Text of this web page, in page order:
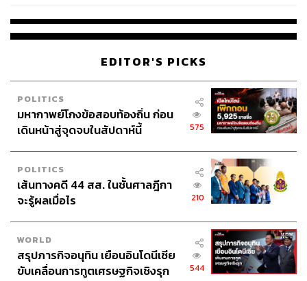
EDITOR'S PICKS
POLITICS
มหากาพย์โกงข้อสอบท้องถิ่น ก่อน
เดินหน้าสู่จุดจบในสัปดาห์นี้
575
POLITICS
เส้นทางคดี 44 สส. ในชั้นศาลฎีกา
จะรู้ผลเมื่อไร
210
WORLD
สรุปภารกิจอนุทิน เยือนอินโดนีเซีย
ขับเคลื่อนการทูตเศรษฐกิจเชิงรุก
544